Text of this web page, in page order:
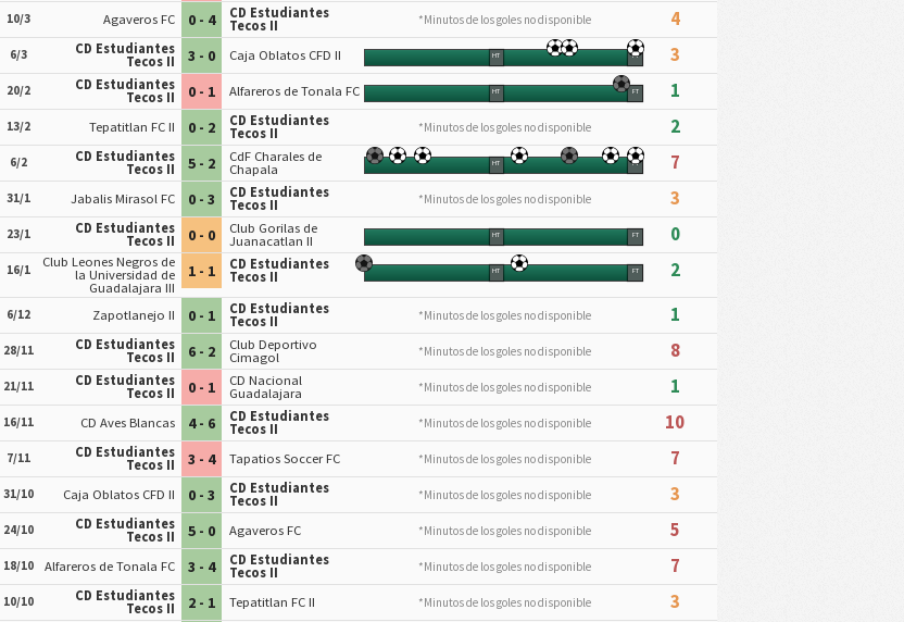
10/3 Agaveros FC 0 - 4
CD Estudiantes
Tecos II
*Minutos de los goles no disponible 4
6/3
CD Estudiantes
Tecos II
3 - 0 Caja Oblatos CFD II HT FT 3
20/2
CD Estudiantes
Tecos II
0 - 1 Alfareros de Tonala FC HT FT 1
13/2 Tepatitlan FC II 0 - 2
CD Estudiantes
Tecos II
*Minutos de los goles no disponible 2
6/2
CD Estudiantes
Tecos II
5 - 2
CdF Charales de
Chapala
HT FT 7
31/1 Jabalis Mirasol FC 0 - 3
CD Estudiantes
Tecos II
*Minutos de los goles no disponible 3
23/1
CD Estudiantes
Tecos II
0 - 0
Club Gorilas de
Juanacatlan II
HT FT 0
16/1
Club Leones Negros de
la Universidad de
Guadalajara III
1 - 1
CD Estudiantes
Tecos II
HT FT 2
6/12 Zapotlanejo II 0 - 1
CD Estudiantes
Tecos II
*Minutos de los goles no disponible 1
28/11
CD Estudiantes
Tecos II
6 - 2
Club Deportivo
Cimagol
*Minutos de los goles no disponible 8
21/11
CD Estudiantes
Tecos II
0 - 1
CD Nacional
Guadalajara
*Minutos de los goles no disponible 1
16/11 CD Aves Blancas 4 - 6
CD Estudiantes
Tecos II
*Minutos de los goles no disponible 10
7/11
CD Estudiantes
Tecos II
3 - 4 Tapatios Soccer FC *Minutos de los goles no disponible 7
31/10 Caja Oblatos CFD II 0 - 3
CD Estudiantes
Tecos II
*Minutos de los goles no disponible 3
24/10
CD Estudiantes
Tecos II
5 - 0 Agaveros FC *Minutos de los goles no disponible 5
18/10 Alfareros de Tonala FC 3 - 4
CD Estudiantes
Tecos II
*Minutos de los goles no disponible 7
10/10
CD Estudiantes
Tecos II
2 - 1 Tepatitlan FC II *Minutos de los goles no disponible 3